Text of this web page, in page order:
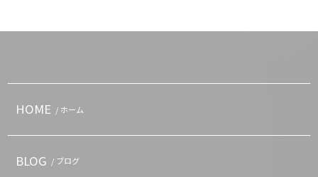
HOME / ホーム
BLOG / ブログ